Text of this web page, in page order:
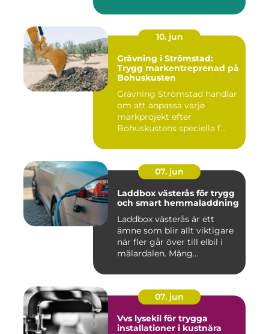
10. jun
Grävning i Strömstad:
Trygg markentreprenad på
Bohuskusten
Grävning Strömstad handlar
om att anpassa varje
markprojekt efter
Bohuskustens speciella f...
07. jun
Laddbox västerås för trygg
och smart hemmaladdning
Laddbox västerås är ett
ämne som blir allt viktigare
när fler går över till elbil i
mälardalen. Mång...
07. jun
Vvs lysekil för trygga
installationer i kustnära